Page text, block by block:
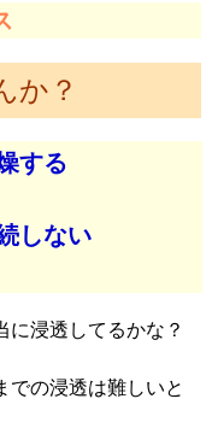
か？
する
しない
に浸透してるかな？
での浸透は難しいと